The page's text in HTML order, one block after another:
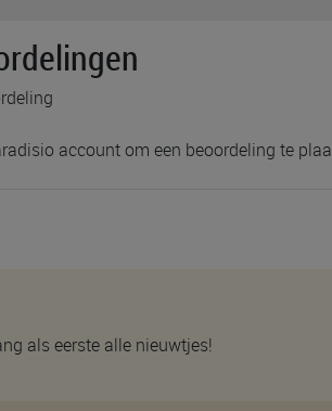
account om een beoordeling te
als eerste alle nieuwtjes!